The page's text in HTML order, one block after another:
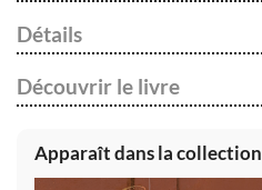
Détails
Découvrir le livre
Apparaît dans la collection